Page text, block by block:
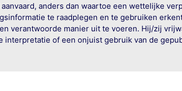
anders dan waartoe een wettelijke
te raadplegen en te gebruiken
verantwoorde manier uit te voeren. Hij/zij
of een onjuist gebruik van de